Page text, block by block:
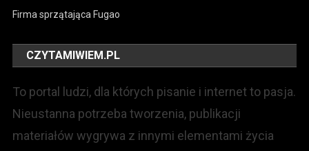
Firma sprzątająca Fugao
CZYTAMIWIEM.PL
To portal ludzi, dla których pisanie i internet to pasja.
Nieustanna potrzeba tworzenia, publikacji
materiałów wygrywa z innymi elementami życia